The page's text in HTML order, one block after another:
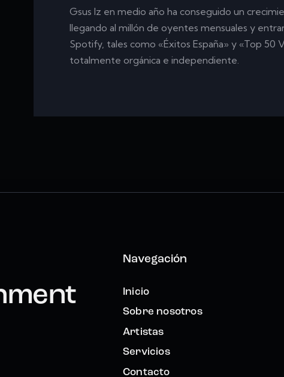
Gsus lz en medio año ha conseguido un
llegando al millón de oyentes mensuales y
Spotify, tales como «Éxitos España» y «Top 50
totalmente orgánica e independiente.
Navegación
Inicio
Sobre nosotros
Artistas
Servicios
Contacto